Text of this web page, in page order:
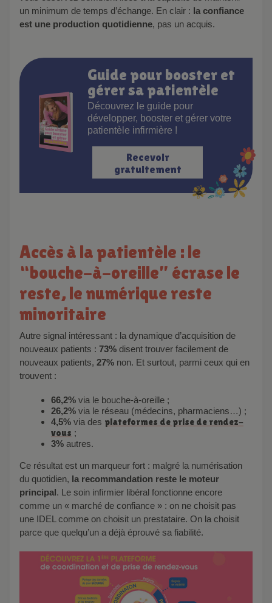
un minimum de temps d’échange. En clair : la confiance
est une production quotidienne, pas un acquis.
Guide pour booster et
gérer sa patientèle
Découvrez le guide pour
développer, booster et gérer votre
patientèle infirmière !
Recevoir
gratuitement
Accès à la patientèle : le
“bouche-à-oreille” écrase le
reste, le numérique reste
minoritaire
Autre signal intéressant : la dynamique d’acquisition de
nouveaux patients : 73% disent trouver facilement de
nouveaux patients, 27% non. Et surtout, parmi ceux qui en
trouvent :
66,2% via le bouche-à-oreille ;
26,2% via le réseau (médecins, pharmaciens…) ;
4,5% via des plateformes de prise de rendez-
vous ;
3% autres.
Ce résultat est un marqueur fort : malgré la numérisation
du quotidien, la recommandation reste le moteur
principal. Le soin infirmier libéral fonctionne encore
comme un « marché de confiance » : on ne choisit pas
une IDEL comme on choisit un prestataire. On la choisit
parce que quelqu’un a déjà éprouvé sa fiabilité.